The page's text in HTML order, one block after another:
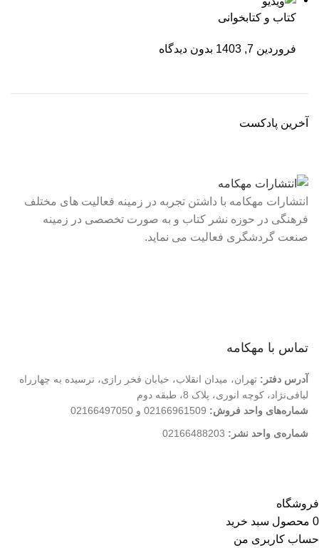
کتاب و کتابخوانی
فروردین 7, 1403 بدون دیدگاه
آخرین پادکست
انتشارات مهکامه با داشتن تجربه در زمینه فعالیت های مختلف
فرهنگی در حوزه نشر کتاب و به صورت تخصصی در زمینه
صنعت گردشگری فعالیت می نماید.
تماس با مهکامه
آدرس دفتر: تهران، میدان انقلاب، خیابان فخر رازی، نرسیده به چهارراه
لبافی‌نژاد، کوچه انوری، پلاک 8، طبقه دوم
شماره‌های واحد فروش: 02166961509 و 02166497050
شماره‌‌ی واحد نشر:
فروشگاه
0 محصول سبد خرید
حساب کاربری من